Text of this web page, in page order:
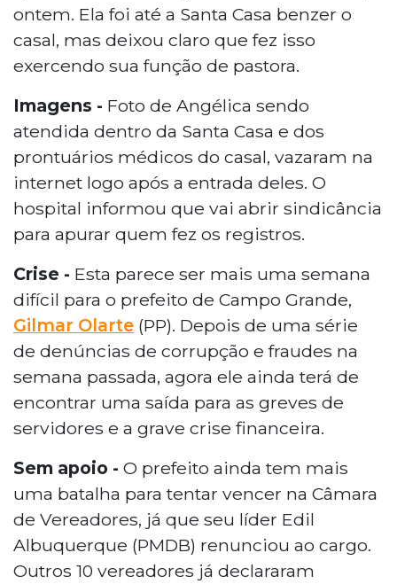
ontem. Ela foi até a Santa Casa benzer o
casal, mas deixou claro que fez isso
exercendo sua função de pastora.
Imagens - Foto de Angélica sendo
atendida dentro da Santa Casa e dos
prontuários médicos do casal, vazaram na
internet logo após a entrada deles. O
hospital informou que vai abrir sindicância
para apurar quem fez os registros.
Crise - Esta parece ser mais uma semana
difícil para o prefeito de Campo Grande,
Gilmar Olarte (PP). Depois de uma série
de denúncias de corrupção e fraudes na
semana passada, agora ele ainda terá de
encontrar uma saída para as greves de
servidores e a grave crise financeira.
Sem apoio - O prefeito ainda tem mais
uma batalha para tentar vencer na Câmara
de Vereadores, já que seu líder Edil
Albuquerque (PMDB) renunciou ao cargo.
Outros 10 vereadores já declararam